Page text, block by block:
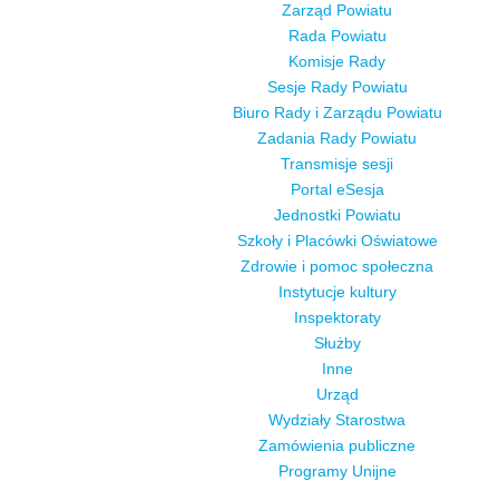
Zarząd Powiatu
Rada Powiatu
Komisje Rady
Sesje Rady Powiatu
Biuro Rady i Zarządu Powiatu
Zadania Rady Powiatu
Transmisje sesji
Portal eSesja
Jednostki Powiatu
Szkoły i Placówki Oświatowe
Zdrowie i pomoc społeczna
Instytucje kultury
Inspektoraty
Służby
Inne
Urząd
Wydziały Starostwa
Zamówienia publiczne
Programy Unijne